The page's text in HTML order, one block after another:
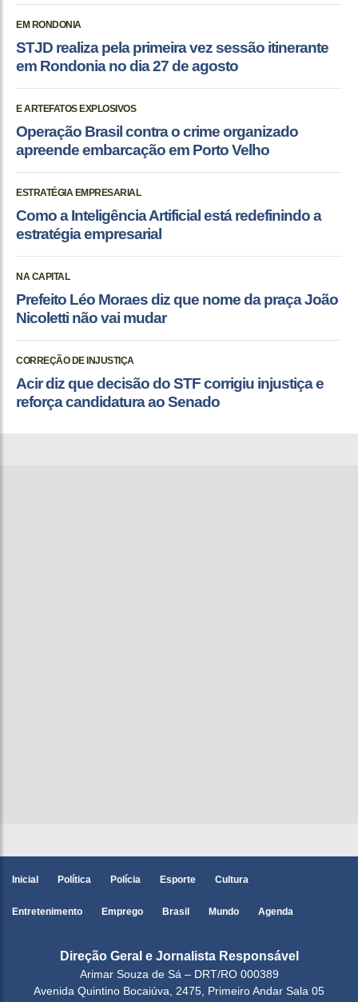
EM RONDONIA
STJD realiza pela primeira vez sessão itinerante
em Rondonia no dia 27 de agosto
E ARTEFATOS EXPLOSIVOS
Operação Brasil contra o crime organizado
apreende embarcação em Porto Velho
ESTRATÉGIA EMPRESARIAL
Como a Inteligência Artificial está redefinindo a
estratégia empresarial
NA CAPITAL
Prefeito Léo Moraes diz que nome da praça João
Nicoletti não vai mudar
CORREÇÃO DE INJUSTIÇA
Acir diz que decisão do STF corrigiu injustiça e
reforça candidatura ao Senado
Inicial Política Polícia Esporte Cultura
Entretenimento Emprego Brasil Mundo Agenda
Direção Geral e Jornalista Responsável
Arimar Souza de Sá – DRT/RO 000389
Avenida Quintino Bocaiúva, 2475, Primeiro Andar Sala 05